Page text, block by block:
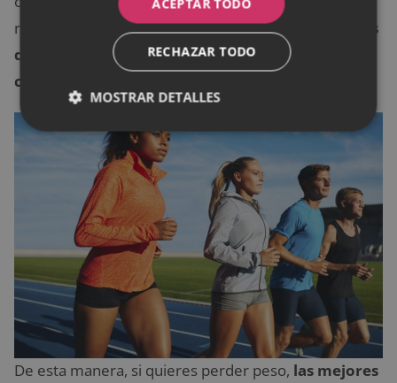
resaltar que
comer cada día solamente productos
que pertenecen a este grupo puede ser
contraproducente
De esta manera, si quieres perder peso, las mejores
ACEPTAR TODO
RECHAZAR TODO
MOSTRAR DETALLES